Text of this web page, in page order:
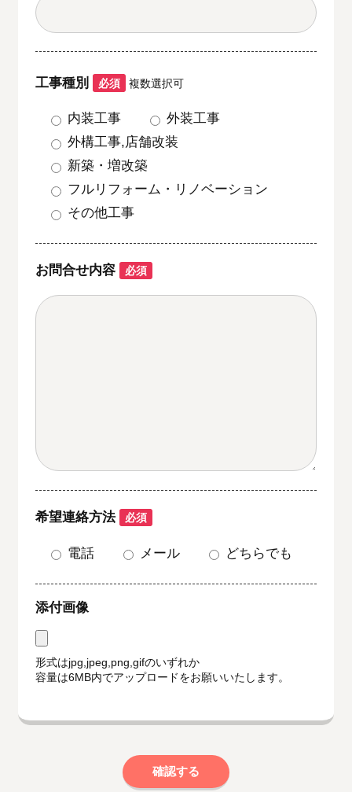
工事種別 必須 複数選択可
内装工事
外装工事
外構工事,店舗改装
新築・増改築
フルリフォーム・リノベーション
その他工事
お問合せ内容 必須
希望連絡方法 必須
電話 メール どちらでも
添付画像
形式はjpg,jpeg,png,gifのいずれか
容量は6MB内でアップロードをお願いいたします。